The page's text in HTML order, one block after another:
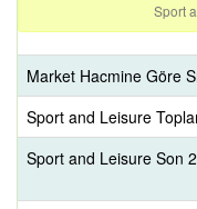
Sport
Market Hacmine Göre
Sport and Leisure
Sport and Leisure Son